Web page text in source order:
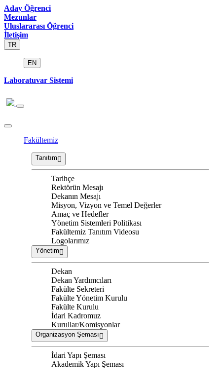
Aday Öğrenci
Mezunlar
Uluslararası Öğrenci
İletişim
TR
EN
Laboratuvar Sistemi
Fakültemiz
Tanıtım
Tarihçe
Rektörün Mesajı
Dekanın Mesajı
Misyon, Vizyon ve Temel Değerler
Amaç ve Hedefler
Yönetim Sistemleri Politikası
Fakültemiz Tanıtım Videosu
Logolarımız
Yönetim
Dekan
Dekan Yardımcıları
Fakülte Sekreteri
Fakülte Yönetim Kurulu
Fakülte Kurulu
İdari Kadromuz
Kurullar/Komisyonlar
Organizasyon Şeması
İdari Yapı Şeması
Akademik Yapı Şeması